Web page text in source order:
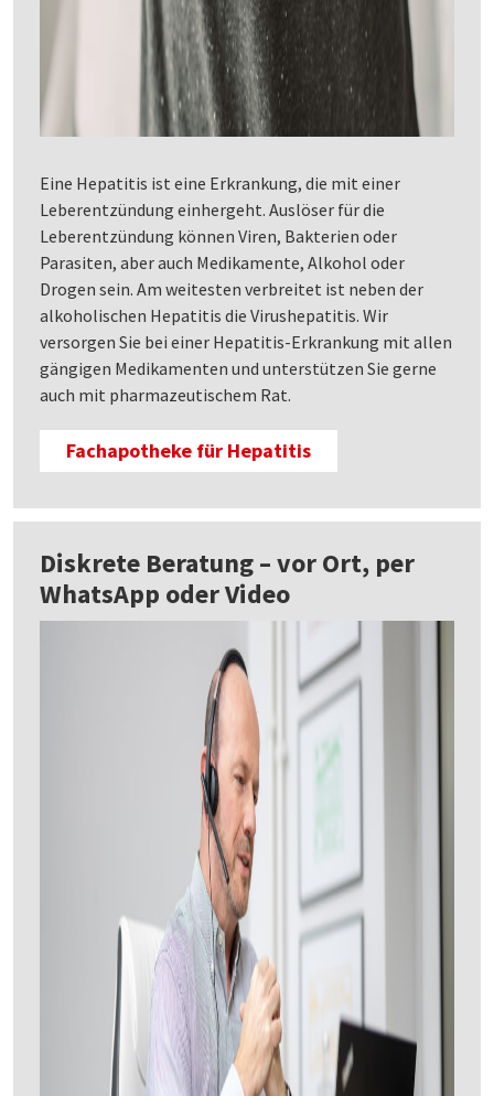
Eine Hepatitis ist eine Erkrankung, die mit einer
Leberentzündung einhergeht. Auslöser für die
Leberentzündung können Viren, Bakterien oder
Parasiten, aber auch Medikamente, Alkohol oder
Drogen sein. Am weitesten verbreitet ist neben der
alkoholischen Hepatitis die Virushepatitis. Wir
versorgen Sie bei einer Hepatitis-Erkrankung mit allen
gängigen Medikamenten und unterstützen Sie gerne
auch mit pharmazeutischem Rat.
Fachapotheke für Hepatitis
Diskrete Beratung – vor Ort, per
WhatsApp oder Video